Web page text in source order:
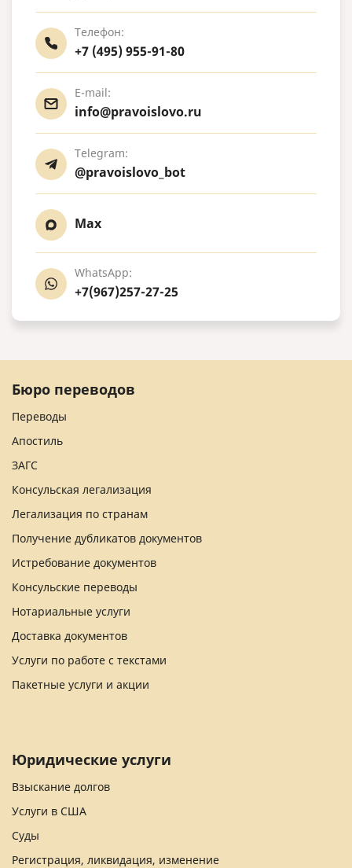
Телефон:
+7 (495) 955-91-80
E-mail:
info@pravoislovo.ru
Telegram:
@pravoislovo_bot
Max
WhatsApp:
+7(967)257-27-25
Бюро переводов
Переводы
Апостиль
ЗАГС
Консульская легализация
Легализация по странам
Получение дубликатов документов
Истребование документов
Консульские переводы
Нотариальные услуги
Доставка документов
Услуги по работе с текстами
Пакетные услуги и акции
Юридические услуги
Взыскание долгов
Услуги в США
Суды
Регистрация, ликвидация, изменение